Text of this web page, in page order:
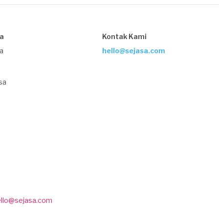
Kontak Kami
hello@sejasa.com